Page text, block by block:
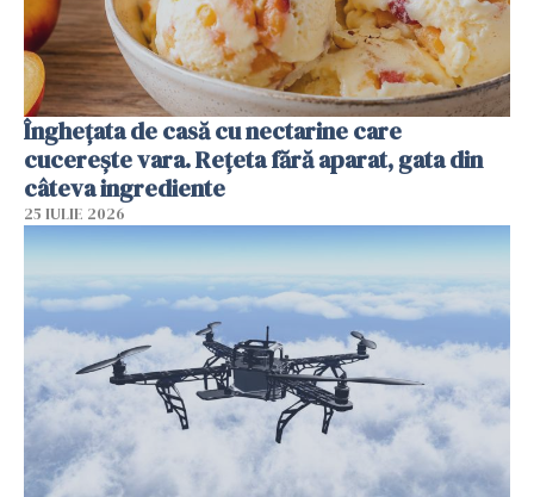
Înghețata de casă cu nectarine care
cucerește vara. Rețeta fără aparat, gata din
câteva ingrediente
25 IULIE 2026